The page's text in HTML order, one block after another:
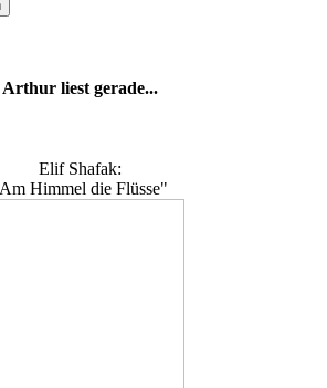
Arthur liest gerade...
Elif Shafak:
Himmel die Flüsse"